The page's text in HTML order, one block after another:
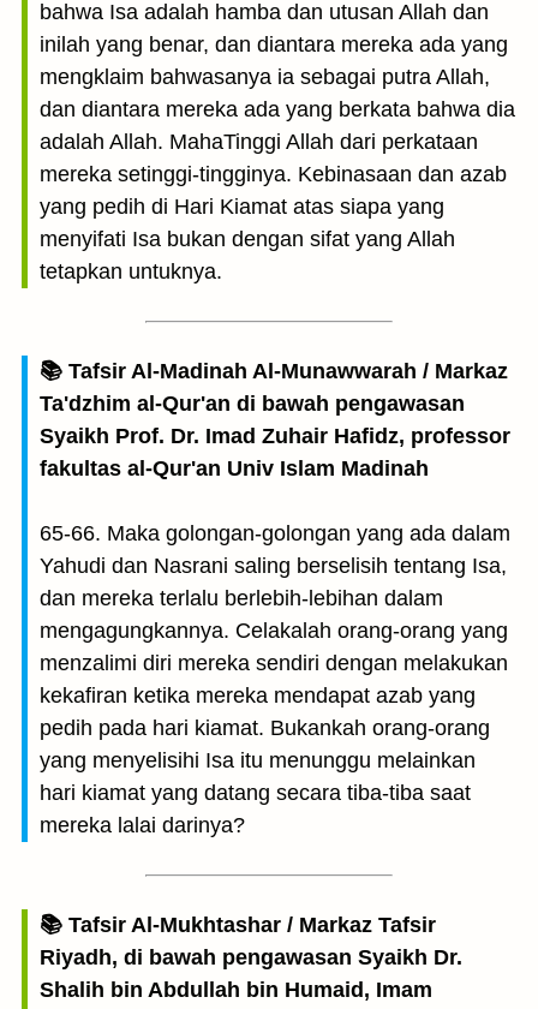
bahwa Isa adalah hamba dan utusan Allah dan
inilah yang benar, dan diantara mereka ada yang
mengklaim bahwasanya ia sebagai putra Allah,
dan diantara mereka ada yang berkata bahwa dia
adalah Allah. MahaTinggi Allah dari perkataan
mereka setinggi-tingginya. Kebinasaan dan azab
yang pedih di Hari Kiamat atas siapa yang
menyifati Isa bukan dengan sifat yang Allah
tetapkan untuknya.
📚 Tafsir Al-Madinah Al-Munawwarah / Markaz
Ta'dzhim al-Qur'an di bawah pengawasan
Syaikh Prof. Dr. Imad Zuhair Hafidz, professor
fakultas al-Qur'an Univ Islam Madinah
65-66. Maka golongan-golongan yang ada dalam
Yahudi dan Nasrani saling berselisih tentang Isa,
dan mereka terlalu berlebih-lebihan dalam
mengagungkannya. Celakalah orang-orang yang
menzalimi diri mereka sendiri dengan melakukan
kekafiran ketika mereka mendapat azab yang
pedih pada hari kiamat. Bukankah orang-orang
yang menyelisihi Isa itu menunggu melainkan
hari kiamat yang datang secara tiba-tiba saat
mereka lalai darinya?
📚 Tafsir Al-Mukhtashar / Markaz Tafsir
Riyadh, di bawah pengawasan Syaikh Dr.
Shalih bin Abdullah bin Humaid, Imam